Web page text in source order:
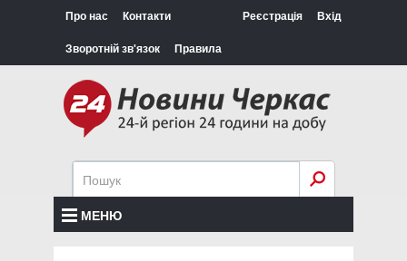
Про нас Контакти
Зворотній зв'язок Правила
Реєстрація Вхід
МЕНЮ